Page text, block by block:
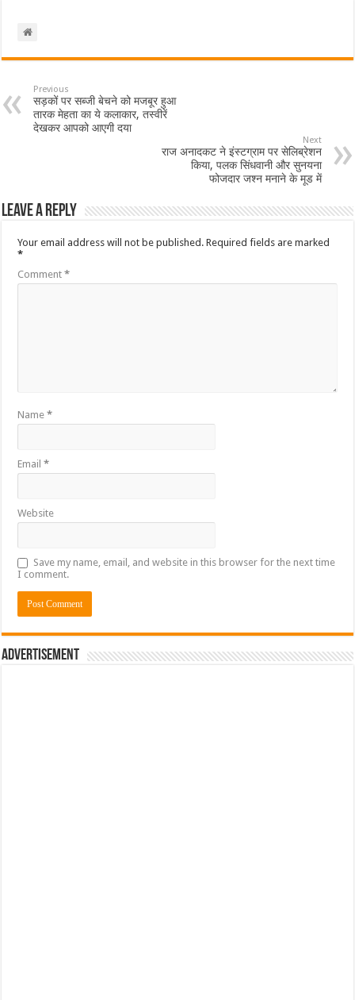
Previous
सड़कों पर सब्जी बेचने को मजबूर हुआ
तारक मेहता का ये कलाकार, तस्वीरें
देखकर आपको आएगी दया
Next
राज अनादकट ने इंस्टग्राम पर सेलिब्रेशन
किया, पलक सिंधवानी और सुनयना
फोजदार जश्न मनाने के मूड में
Leave a Reply
Your email address will not be published. Required fields are marked
*
Comment*
Name*
Email*
Website
Save my name, email, and website in this browser for the next time
I comment.
Advertisement